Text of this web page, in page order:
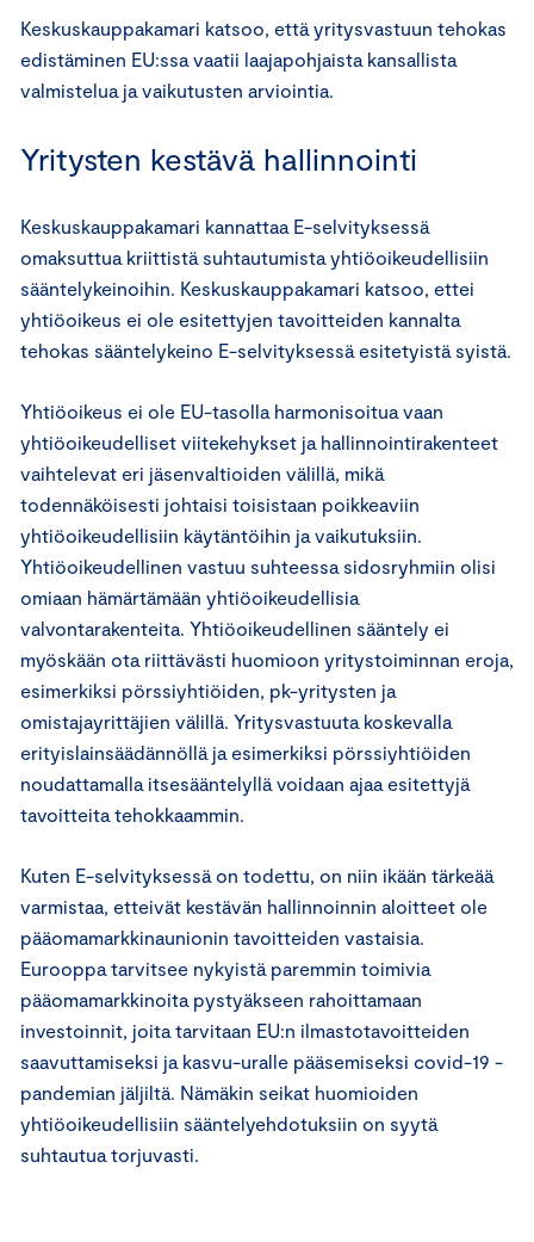
Keskuskauppakamari katsoo, että yritysvastuun tehokas
edistäminen EU:ssa vaatii laajapohjaista kansallista
valmistelua ja vaikutusten arviointia.
Yritysten kestävä hallinnointi
Keskuskauppakamari kannattaa E-selvityksessä
omaksuttua kriittistä suhtautumista yhtiöoikeudellisiin
sääntelykeinoihin. Keskuskauppakamari katsoo, ettei
yhtiöoikeus ei ole esitettyjen tavoitteiden kannalta
tehokas sääntelykeino E-selvityksessä esitetyistä syistä.
Yhtiöoikeus ei ole EU-tasolla harmonisoitua vaan
yhtiöoikeudelliset viitekehykset ja hallinnointirakenteet
vaihtelevat eri jäsenvaltioiden välillä, mikä
todennäköisesti johtaisi toisistaan poikkeaviin
yhtiöoikeudellisiin käytäntöihin ja vaikutuksiin.
Yhtiöoikeudellinen vastuu suhteessa sidosryhmiin olisi
omiaan hämärtämään yhtiöoikeudellisia
valvontarakenteita. Yhtiöoikeudellinen sääntely ei
myöskään ota riittävästi huomioon yritystoiminnan eroja,
esimerkiksi pörssiyhtiöiden, pk-yritysten ja
omistajayrittäjien välillä. Yritysvastuuta koskevalla
erityislainsäädännöllä ja esimerkiksi pörssiyhtiöiden
noudattamalla itsesääntelyllä voidaan ajaa esitettyjä
tavoitteita tehokkaammin.
Kuten E-selvityksessä on todettu, on niin ikään tärkeää
varmistaa, etteivät kestävän hallinnoinnin aloitteet ole
pääomamarkkinaunionin tavoitteiden vastaisia.
Eurooppa tarvitsee nykyistä paremmin toimivia
pääomamarkkinoita pystyäkseen rahoittamaan
investoinnit, joita tarvitaan EU:n ilmastotavoitteiden
saavuttamiseksi ja kasvu-uralle pääsemiseksi covid-19 -
pandemian jäljiltä. Nämäkin seikat huomioiden
yhtiöoikeudellisiin sääntelyehdotuksiin on syytä
suhtautua torjuvasti.